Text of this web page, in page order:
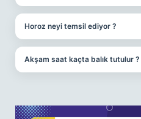
Horoz neyi temsil ediyor ?
Akşam saat kaçta balık tutulur ?